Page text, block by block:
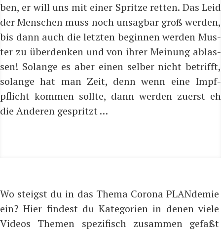
ben, er will uns mit einer Sprit­ze ret­ten. Das Leid
der Men­schen muss noch unsag­bar groß wer­den,
bis dann auch die letz­ten begin­nen wer­den Mus­
ter zu über­den­ken und von ihrer Mei­nung ablas­
sen! Solan­ge es aber einen sel­ber nicht betrifft,
solan­ge hat man Zeit, denn wenn eine Impf­
pflicht kom­men soll­te, dann wer­den zuerst eh
die Ande­ren gespritzt …
Wo steigst du in das Thema Corona PLANdemie
ein? Hier findest du Kategorien in denen viele
Videos Themen spezifisch zusammen gefaßt